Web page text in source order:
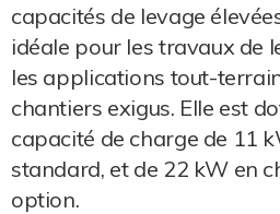
capacités de levage
idéale pour les travaux de
les applications tout-
chantiers exigus. Elle est
capacité de charge de 11
standard, et de 22 kW en
option.